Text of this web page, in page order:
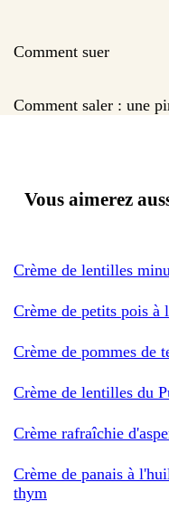
Comment suer
Comment saler : une
Vous aimerez
Crème de lentilles
Crème de petits pois à
Crème de pommes de
Crème de lentilles du
Crème rafraîchie
Crème de panais à
thym